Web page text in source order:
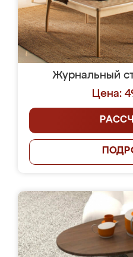
Журнальный
Цена: